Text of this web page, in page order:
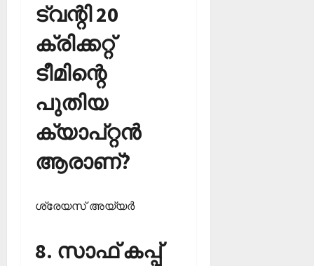
ട്വന്റി 20
ക്രിക്കറ്റ്
ടീമിന്റെ
പുതിയ
ക്യാപ്റ്റന്‍
ആരാണ്?
ശ്രേയസ് അയ്യര്‍
8. സാഫ് കപ്പ്